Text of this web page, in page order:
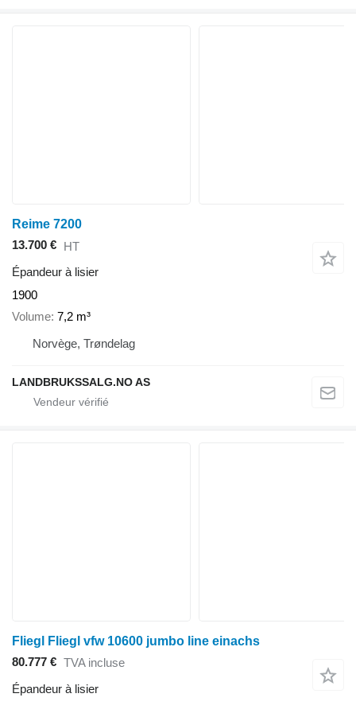
Reime 7200
13.700 € HT
Épandeur à lisier
1900
Volume 7,2 m³
Norvège, Trøndelag
LANDBRUKSSALG.NO AS
Fliegl Fliegl vfw 10600 jumbo line einachs
80.777 € TVA incluse
Épandeur à lisier